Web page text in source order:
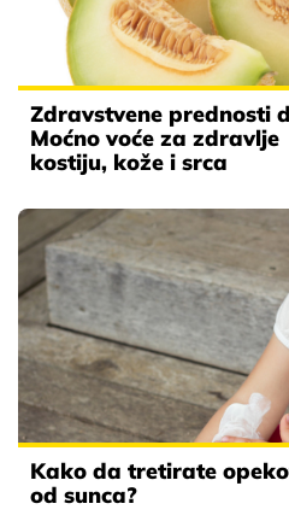
Zdravstvene prednosti
Moćno voće za zdravlje
kostiju, kože i srca
Kako da tretirate
od sunca?